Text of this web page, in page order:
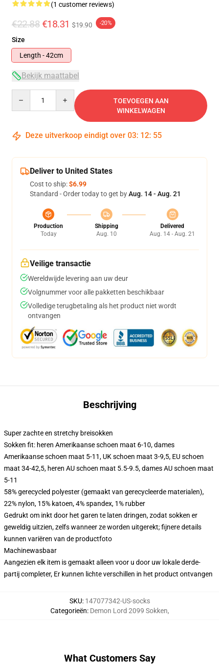
(1 customer reviews)
€22.88 €18.31 $19.90 -20%
Size
Length - 42cm
Bekijk maattabel
TOEVOEGEN AAN
WINKELWAGEN
Deze uitverkoop eindigt over 03: 12: 54
Deliver to United States
Cost to ship:$6.99
Standard - Order today to get byAug. 14 - Aug. 21
Production
Today
Shipping
Aug. 10
Delivered
Aug. 14 - Aug. 21
Veilige transactie
Wereldwijde levering aan uw deur
Volgnummer voor alle pakketten beschikbaar
Volledige terugbetaling als het product niet wordt
ontvangen
Beschrijving
Super zachte en stretchy breisokken
Sokken fit: heren Amerikaanse schoen maat 6-10, dames
Amerikaanse schoen maat 5-11, UK schoen maat 3-9,5, EU schoen
maat 34-42,5, heren AU schoen maat 5.5-9.5, dames AU schoen maat
5-11
58% gerecycled polyester (gemaakt van gerecycleerde materialen),
22% nylon, 15% katoen, 4% spandex, 1% rubber
Gedrukt om inkt door het garen te laten dringen, zodat sokken er
geweldig uitzien, zelfs wanneer ze worden uitgerekt; fijnere details
kunnen variëren van de productfoto
Machinewasbaar
Aangezien elk item is gemaakt alleen voor u door uw lokale derde-
partij completer, Er kunnen lichte verschillen in het product ontvangen
SKU: 147077342-US-socks
Categorieën: Demon Lord 2099 Sokken,
What Customers Say